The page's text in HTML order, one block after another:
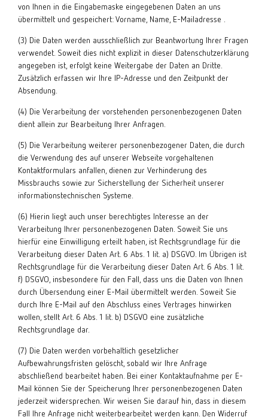
von Ihnen in die Eingabemaske eingegebenen Daten an uns
übermittelt und gespeichert: Vorname, Name, E-Mailadresse .
(3) Die Daten werden ausschließlich zur Beantwortung Ihrer Fragen
verwendet. Soweit dies nicht explizit in dieser Datenschutzerklärung
angegeben ist, erfolgt keine Weitergabe der Daten an Dritte.
Zusätzlich erfassen wir Ihre IP-Adresse und den Zeitpunkt der
Absendung.
(4) Die Verarbeitung der vorstehenden personenbezogenen Daten
dient allein zur Bearbeitung Ihrer Anfragen.
(5) Die Verarbeitung weiterer personenbezogener Daten, die durch
die Verwendung des auf unserer Webseite vorgehaltenen
Kontaktformulars anfallen, dienen zur Verhinderung des
Missbrauchs sowie zur Sicherstellung der Sicherheit unserer
informationstechnischen Systeme.
(6) Hierin liegt auch unser berechtigtes Interesse an der
Verarbeitung Ihrer personenbezogenen Daten. Soweit Sie uns
hierfür eine Einwilligung erteilt haben, ist Rechtsgrundlage für die
Verarbeitung dieser Daten Art. 6 Abs. 1 lit. a) DSGVO. Im Übrigen ist
Rechtsgrundlage für die Verarbeitung dieser Daten Art. 6 Abs. 1 lit.
f) DSGVO, insbesondere für den Fall, dass uns die Daten von Ihnen
durch Übersendung einer E-Mail übermittelt werden. Soweit Sie
durch Ihre E-Mail auf den Abschluss eines Vertrages hinwirken
wollen, stellt Art. 6 Abs. 1 lit. b) DSGVO eine zusätzliche
Rechtsgrundlage dar.
(7) Die Daten werden vorbehaltlich gesetzlicher
Aufbewahrungsfristen gelöscht, sobald wir Ihre Anfrage
abschließend bearbeitet haben. Bei einer Kontaktaufnahme per E-
Mail können Sie der Speicherung Ihrer personenbezogenen Daten
jederzeit widersprechen. Wir weisen Sie darauf hin, dass in diesem
Fall Ihre Anfrage nicht weiterbearbeitet werden kann. Den Widerruf